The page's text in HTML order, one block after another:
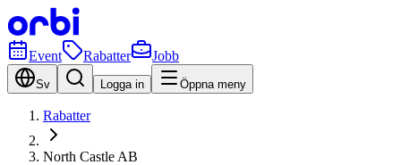
Event Rabatter Jobb
Sv Logga in Öppna meny
Rabatter
North Castle AB